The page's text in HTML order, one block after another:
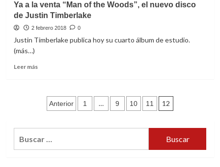
“Pray
For
estrenan
“Get
out”,
su
años
Ya a la venta “Man of the Woods”, el nuevo disco
de Justin Timberlake
2 febrero 2018 0
Justin Timberlake publica hoy su cuarto álbum de estudio.
(más…)
Leer másLeer
“Man
of
the
Paginación
Anterior 1 … 9 10 11 12